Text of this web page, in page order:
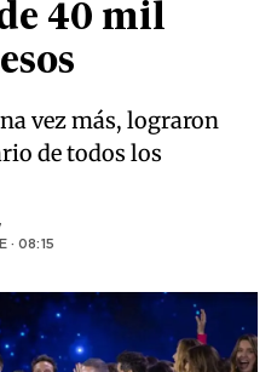
40 mil
vez más, lograron
de todos los
· 08:15